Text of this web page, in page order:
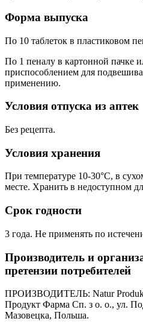
Форма выпуска
По 10 таблеток в пластиковом
По 1 пеналу в картонной пачке
приспособлением для
применению.
Условия отпуска из аптек
Без рецепта.
Условия хранения
При температуре 10-30°С, в
месте. Хранить в недоступном
Срок годности
3 года. Не применять по
Производитель и
претензии потребителей
ПРОИЗВОДИТЕЛЬ: Natur Produkt
Продукт Фарма Сп. з о. о., ул.
Мазовецка, Польша.